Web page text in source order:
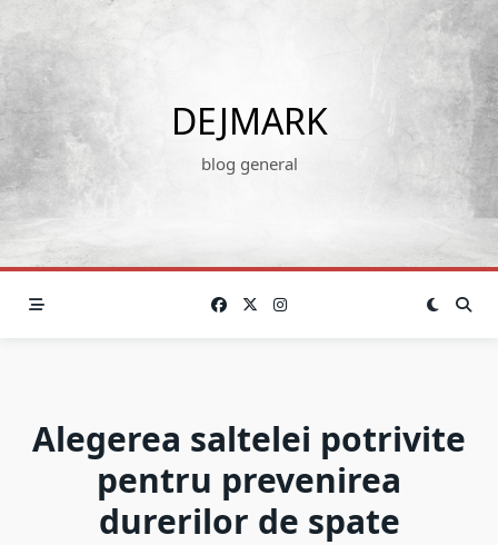
content
DEJMARK
blog general
Alegerea saltelei potrivite
pentru prevenirea
durerilor de spate